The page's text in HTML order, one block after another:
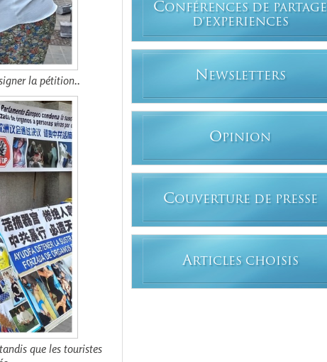
la pétition..
que les touristes
CONFÉRENCES DE PARTAGE
D'EXPERIENCES
N EWSLETTERS
OPINION
COUVERTURE DE PRESSE
ARTICLES CHOISIS